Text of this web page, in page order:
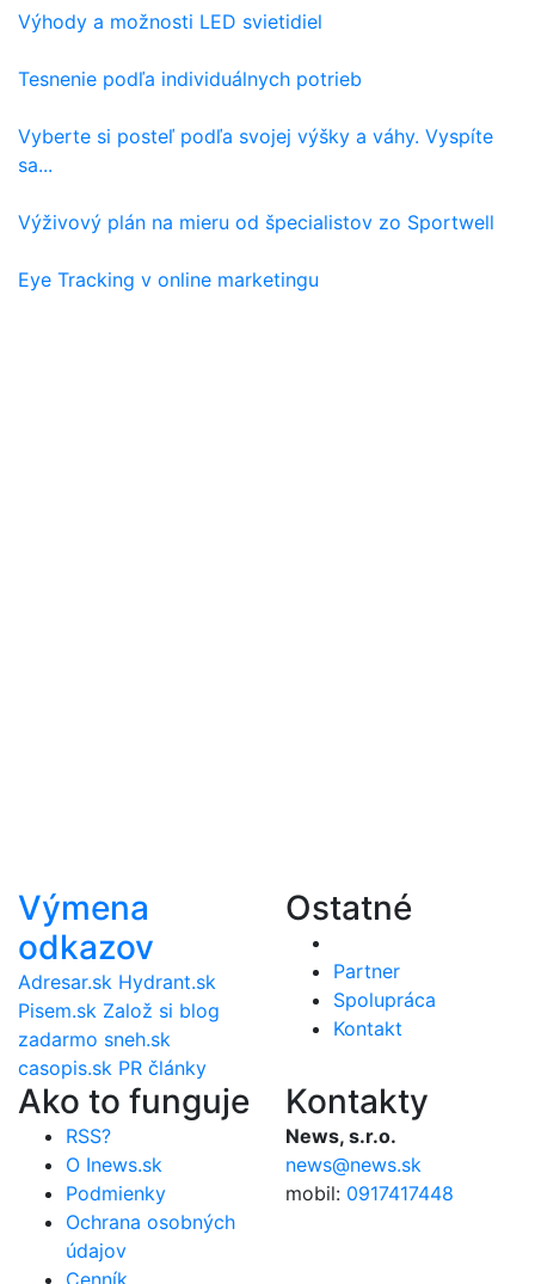
Výhody a možnosti LED svietidiel
Tesnenie podľa individuálnych potrieb
Vyberte si posteľ podľa svojej výšky a váhy. Vyspíte
sa...
Výživový plán na mieru od špecialistov zo Sportwell
Eye Tracking v online marketingu
Výmena
odkazov
Adresar.sk Hydrant.sk
Pisem.sk Založ si blog
zadarmo sneh.sk
casopis.sk PR články
Ostatné
Partner
Spolupráca
Kontakt
Ako to funguje
RSS?
O Inews.sk
Podmienky
Ochrana osobných
údajov
Kontakty
News, s.r.o.
news@news.sk
mobil: 0917417448